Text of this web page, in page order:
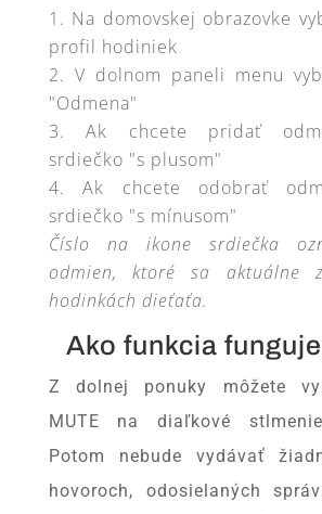
Na domovskej obrazovke
profil hodiniek
V dolnom paneli menu
"Odmena"
Ak chcete pridať
srdiečko "s plusom"
Ak chcete odobrať
srdiečko "s mínusom"
Číslo na ikone srdiečka
odmien, ktoré sa aktuálne
hodinkách dieťaťa.
Ako funkcia
Z dolnej ponuky môžete
MUTE na diaľkové
Potom nebude vydávať
hovoroch, odosielaných